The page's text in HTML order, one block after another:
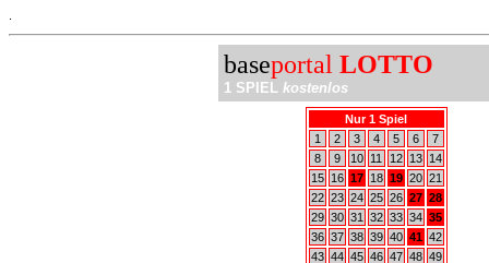
baseportal LOTTO
1 SPIEL kostenlos
Nur 1 Spiel
1
2 3 4 5 6
7
8
9 10 11 12 13
14
15
16 17 18 19 20 21
22 23 24 25 26 27 28
29 30 31 32 33 34 35
36 37 38 39 40 41 42
43 44 45 46 47 48 49